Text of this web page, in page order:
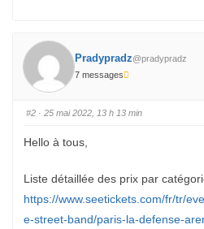
u
n
p
o
u
s
c
u
u
p
e
l
é
Pradypradz@pradypradz
7 messages
#2· 25 mai 2022, 13 h 13 min
Hello à tous,
Liste détaillée des prix par
https://www.seetickets.com/fr/tr/
e-street-band/paris-la-defense-